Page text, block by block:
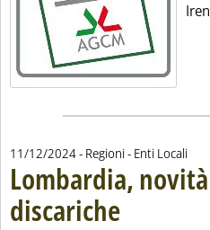
11/12/2024- Regioni - Enti Locali
Lombardia,
discariche